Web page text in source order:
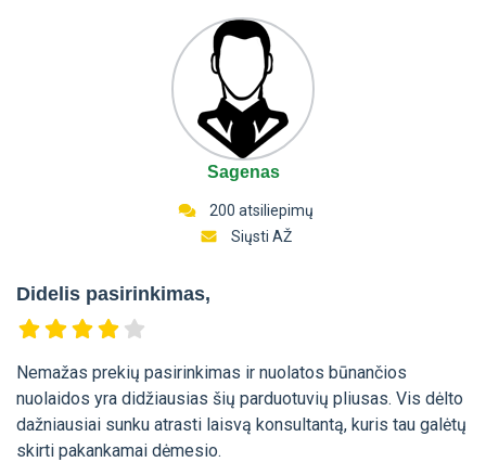
Sagenas
200 atsiliepimų
Siųsti AŽ
Didelis pasirinkimas,
Nemažas prekių pasirinkimas ir nuolatos būnančios
nuolaidos yra didžiausias šių parduotuvių pliusas. Vis dėlto
dažniausiai sunku atrasti laisvą konsultantą, kuris tau galėtų
skirti pakankamai dėmesio.